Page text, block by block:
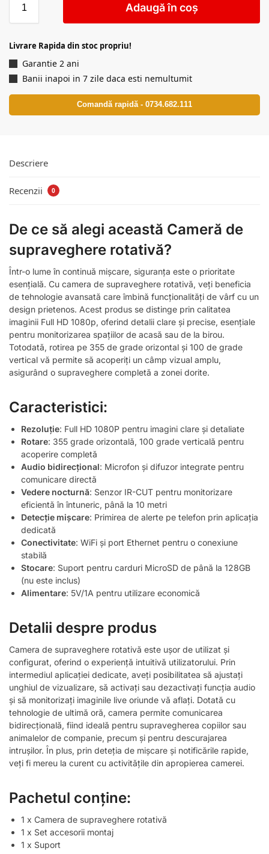
Adaugă în coș
Livrare Rapida din stoc propriu!
Garantie 2 ani
Banii inapoi in 7 zile daca esti nemultumit
Comandă rapidă - 0734.682.111
Descriere
Recenzii 0
De ce să alegi această Cameră de
supraveghere rotativă?
Într-o lume în continuă mișcare, siguranța este o prioritate
esențială. Cu camera de supraveghere rotativă, veți beneficia
de tehnologie avansată care îmbină funcționalități de vârf cu un
design prietenos. Acest produs se distinge prin calitatea
imaginii Full HD 1080p, oferind detalii clare și precise, esențiale
pentru monitorizarea spațiilor de acasă sau de la birou.
Totodată, rotirea pe 355 de grade orizontal și 100 de grade
vertical vă permite să acoperiți un câmp vizual amplu,
asigurând o supraveghere completă a zonei dorite.
Caracteristici:
Rezoluție: Full HD 1080P pentru imagini clare și detaliate
Rotare: 355 grade orizontală, 100 grade verticală pentru
acoperire completă
Audio bidirecțional: Microfon și difuzor integrate pentru
comunicare directă
Vedere nocturnă: Senzor IR-CUT pentru monitorizare
eficientă în întuneric, până la 10 metri
Detecție mișcare: Primirea de alerte pe telefon prin aplicația
dedicată
Conectivitate: WiFi și port Ethernet pentru o conexiune
stabilă
Stocare: Suport pentru carduri MicroSD de până la 128GB
(nu este inclus)
Alimentare: 5V/1A pentru utilizare economică
Detalii despre produs
Camera de supraveghere rotativă este ușor de utilizat și
configurat, oferind o experiență intuitivă utilizatorului. Prin
intermediul aplicației dedicate, aveți posibilitatea să ajustați
unghiul de vizualizare, să activați sau dezactivați funcția audio
și să monitorizați imaginile live oriunde vă aflați. Dotată cu
tehnologie de ultimă oră, camera permite comunicarea
bidirecțională, fiind ideală pentru supravegherea copiilor sau
animalelor de companie, precum și pentru descurajarea
intrușilor. În plus, prin deteția de mișcare și notificările rapide,
veți fi mereu la curent cu activitățile din apropierea camerei.
Pachetul conține:
1 x Camera de supraveghere rotativă
1 x Set accesorii montaj
1 x Suport